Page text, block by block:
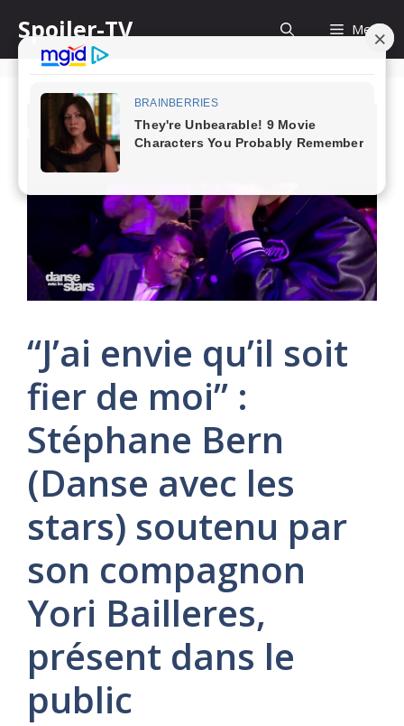
content
Spoiler-TV Menu
“J’ai envie qu’il soit
fier de moi” :
Stéphane Bern
(Danse avec les
stars) soutenu par
son compagnon
Yori Bailleres,
présent dans le
public